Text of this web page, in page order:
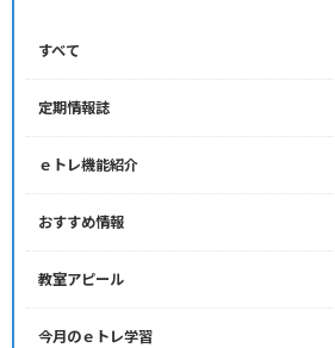
すべて
定期情報誌
ｅトレ機能紹介
おすすめ情報
教室アピール
今月のｅトレ学習